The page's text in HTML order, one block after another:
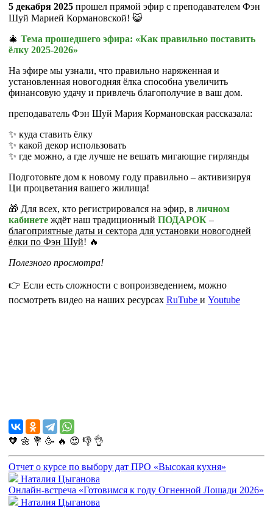
5 декабря 2025 прошел прямой эфир с преподавателем Фэн
Шуй Марией Кормановской! 😺
🎄 Тема прошедшего эфира: «Как правильно поставить
ёлку 2025-2026»
На эфире мы узнали, что правильно наряженная и
установленная новогодняя ёлка способна увеличить
финансовую удачу и привлечь благополучие в ваш дом.
преподаватель Фэн Шуй Мария Кормановская рассказала:
✨ куда ставить ёлку
✨ какой декор использовать
✨ где можно, а где лучше не вешать мигающие гирлянды
Подготовьте дом к новому году правильно – активизируя
Ци процветания вашего жилища!
🎁 Для всех, кто регистрировался на эфир, в личном
кабинете ждёт наш традиционный ПОДАРОК –
благоприятные даты и сектора для установки новогодней
ёлки по Фэн Шуй! 🔥
Полезного просмотра!
👉 Если есть сложности с вопроизведением, можно
посмотреть видео на наших ресурсах RuTube и Youtube
🧡 🌼 💐 🥳 🔥 😍 👎 👌
Отчет о курсе по выбору дат ПРО «Высокая кухня»
Наталия Цыганова
Онлайн-встреча «Готовимся к году Огненной Лошади 2026»
Наталия Цыганова